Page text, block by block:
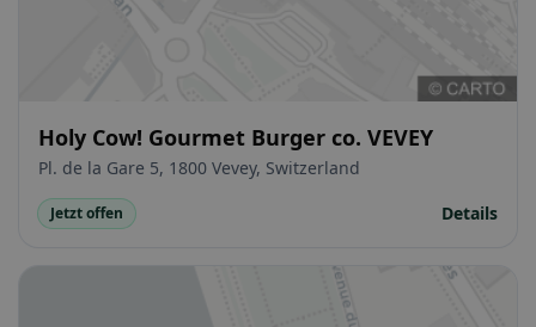
Holy Cow! Gourmet Burger co. VEVEY
Pl. de la Gare 5, 1800 Vevey, Switzerland
Jetzt offen Details